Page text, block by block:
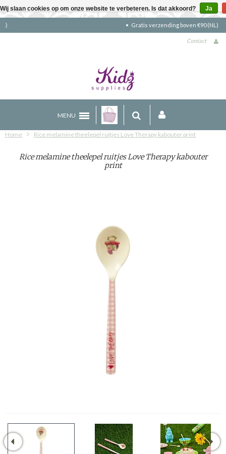
Gratis verzending boven €90 (NL)
Contact
MENU
Home Rice melamine theelepel ruitjes Love Therapy kabouter print
Rice melamine theelepel ruitjes Love Therapy kabouter
print
Wij slaan cookies op om onze website te verbeteren. Is dat akkoord? Ja